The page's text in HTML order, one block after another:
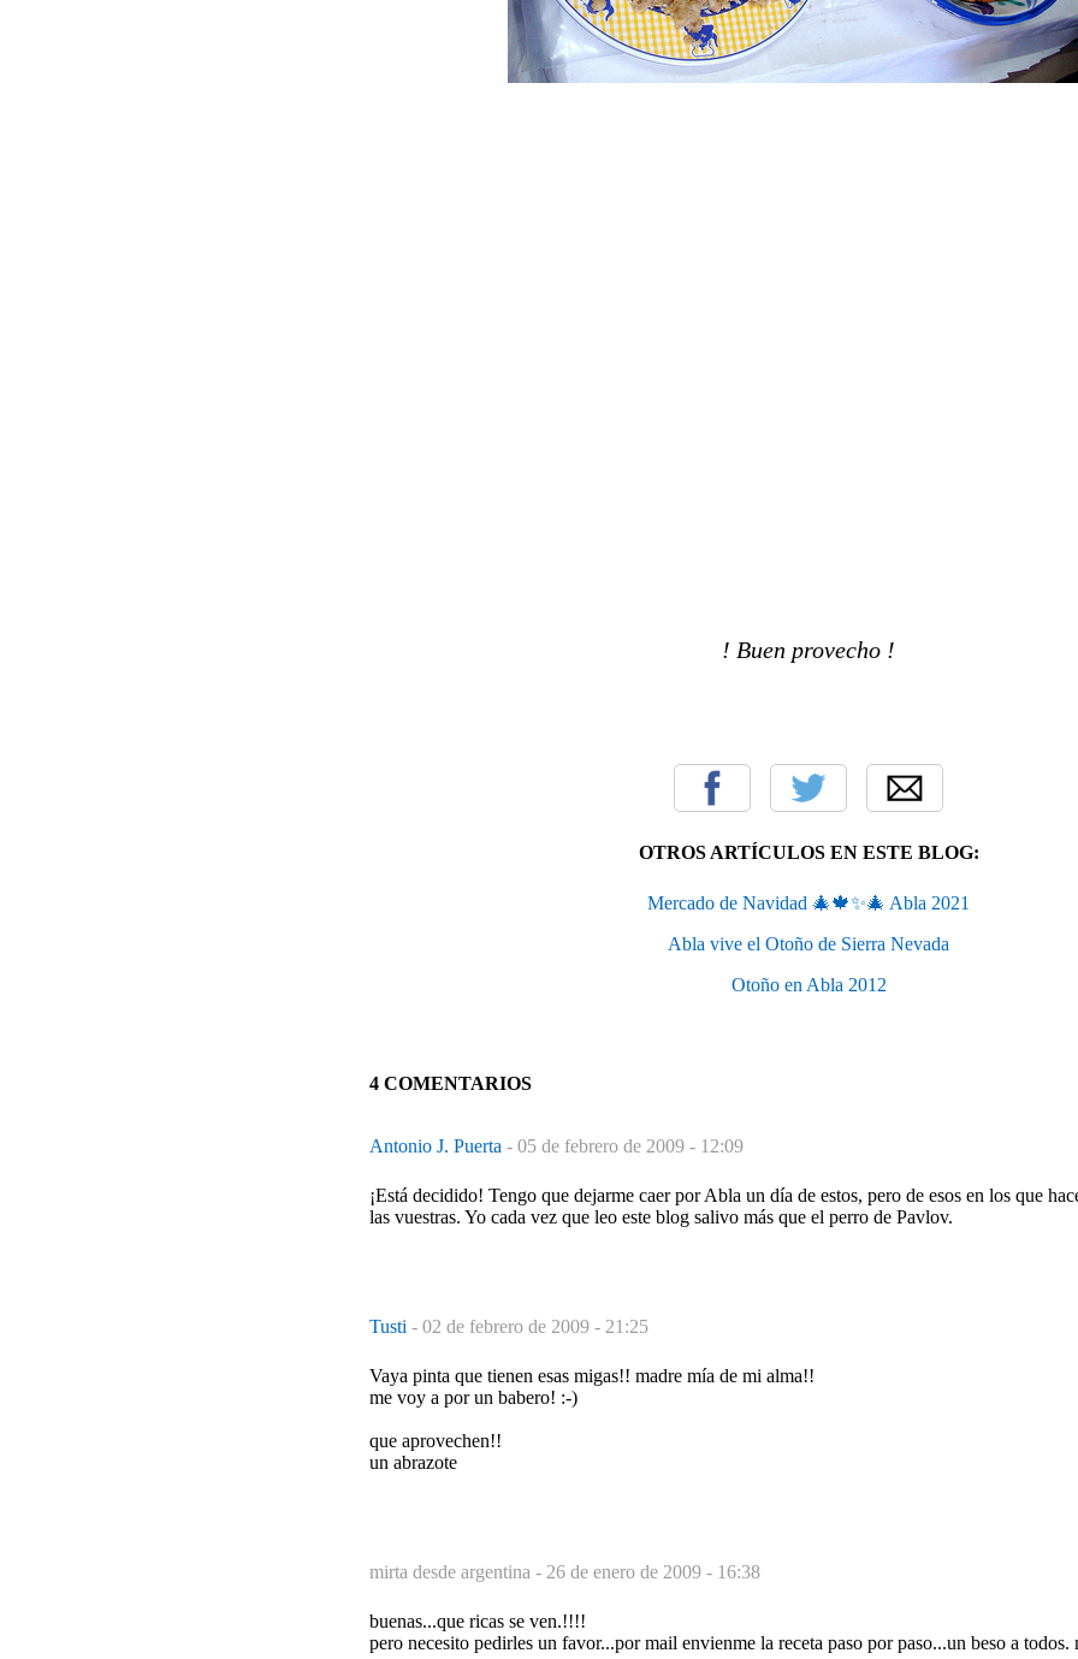
! Buen provecho !
OTROS ARTÍCULOS EN ESTE BLOG:
Mercado de Navidad 🎄🍁✨🎄 Abla 2021
Abla vive el Otoño de Sierra Nevada
Otoño en Abla 2012
4 COMENTARIOS
Antonio J. Puerta - 05 de febrero de 2009 - 12:09
¡Está decidido! Tengo que dejarme caer por Abla un día de estos, pero de esos en los que
las vuestras. Yo cada vez que leo este blog salivo más que el perro de Pavlov.
Tusti - 02 de febrero de 2009 - 21:25
Vaya pinta que tienen esas migas!! madre mía de mi alma!!
me voy a por un babero! :-)
que aprovechen!!
un abrazote
mirta desde argentina - 26 de enero de 2009 - 16:38
buenas...que ricas se ven.!!!!
pero necesito pedirles un favor...por mail envienme la receta paso por paso...un beso a todos.